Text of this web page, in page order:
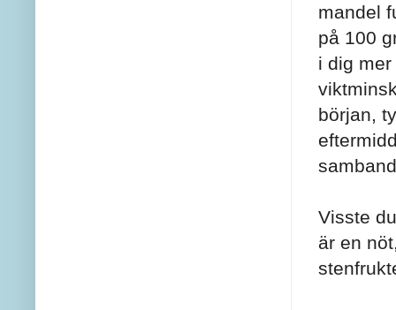
mandel
på 100
i dig
början,
Visste
är en